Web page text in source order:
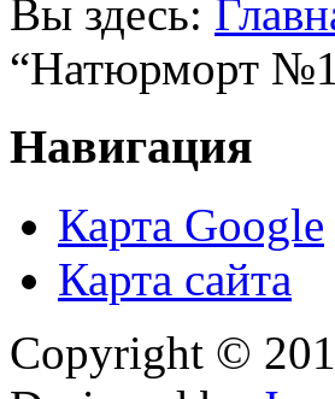
Вы здесь:
“Натюрморт
Навигация
Карта Google
Карта сайта
Copyright ©